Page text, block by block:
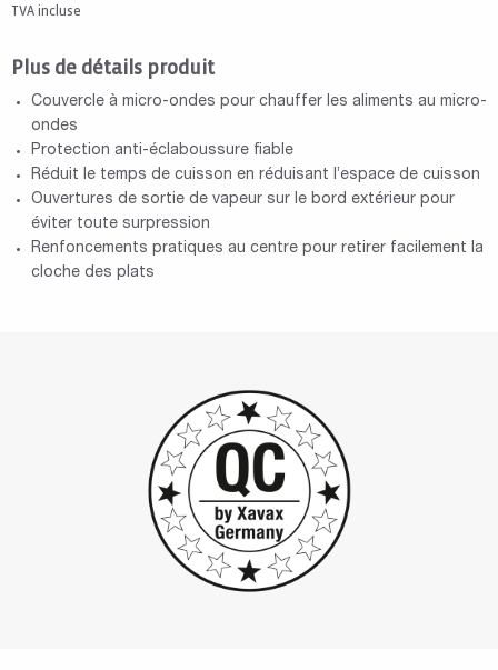
TVA incluse
Plus de détails produit
Couvercle à micro-ondes pour chauffer les aliments au micro-
ondes
Protection anti-éclaboussure fiable
Réduit le temps de cuisson en réduisant l’espace de cuisson
Ouvertures de sortie de vapeur sur le bord extérieur pour
éviter toute surpression
Renfoncements pratiques au centre pour retirer facilement la
cloche des plats